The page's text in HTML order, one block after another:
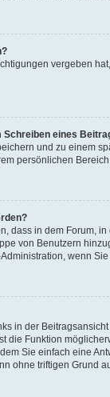
vergeben
Schreiben eines
und zu einem
persönlichen
dass in dem Forum,
von Benutzern
wenn
in der
die Funktion
Sie einfach eine
ohne triftigen Grund